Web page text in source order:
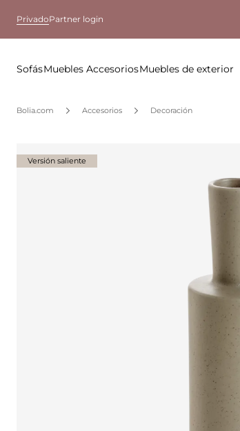
PrivadoPartner login
SofásMuebles AccesoriosMuebles de exterior
Bolia.com Accesorios Decoración
Versión saliente